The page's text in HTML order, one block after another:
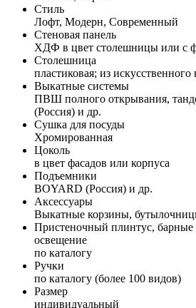
Стиль
Лофт, Модерн, Современный
Стеновая панель
ХДФ в цвет столешницы или с
Столешница
пластиковая; из искусственного
Выкатные системы
ПВШ полного открывания,
(Россия) и др.
Сушка для посуды
Хромированная
Цоколь
в цвет фасадов или корпуса
Подъемники
BOYARD (Россия) и др.
Аксессуары
Выкатные корзины,
Пристеночный плинтус, барные
освещение
по каталогу
Ручки
по каталогу (более 100 видов)
Размер
индивидуальный